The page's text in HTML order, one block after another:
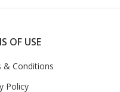
OF USE
& Conditions
Policy